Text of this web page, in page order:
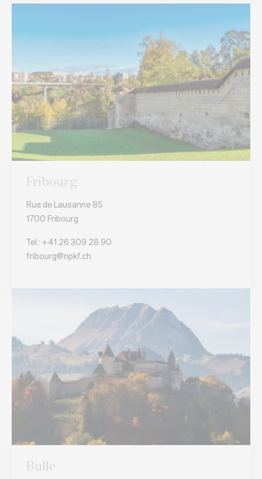
Fribourg
Rue de Lausanne 85
1700 Fribourg
Tel : +41 26 309 28 90
fribourg@npkf.ch
Bulle